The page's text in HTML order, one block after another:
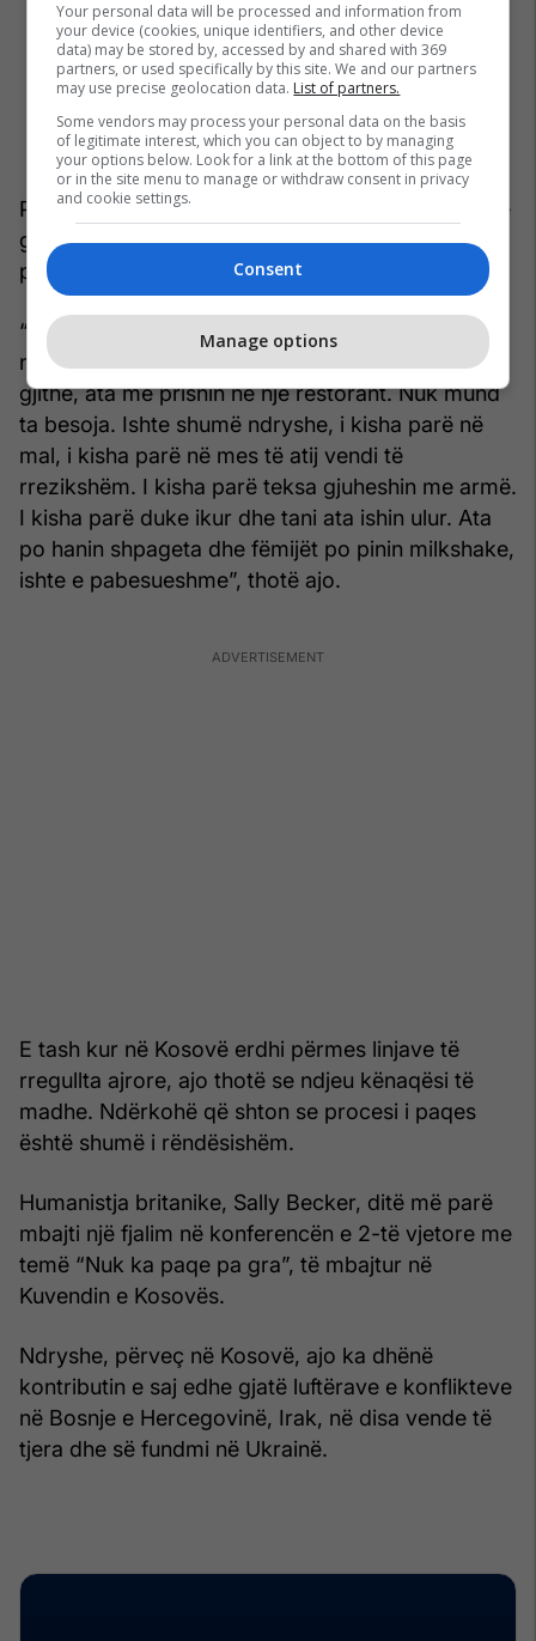
Për të mbetet i paharrueshëm momenti kur kishte
gjetur nënat shqiptare nga Kosova tek hanin e
pinin në Shqipëri, bashkë me fëmijët e tyre.
“Mendoj se kur i pashë të gjithë dhe kur shkova
në Shqipëri, pasi isha në burg, dhe i pashë të
gjithë, ata më prisnin në një restorant. Nuk mund
ta besoja. Ishte shumë ndryshe, i kisha parë në
mal, i kisha parë në mes të atij vendi të
rrezikshëm. I kisha parë teksa gjuheshin me armë.
I kisha parë duke ikur dhe tani ata ishin ulur. Ata
po hanin shpageta dhe fëmijët po pinin milkshake,
ishte e pabesueshme”, thotë ajo.
E tash kur në Kosovë erdhi përmes linjave të
rregullta ajrore, ajo thotë se ndjeu kënaqësi të
madhe. Ndërkohë që shton se procesi i paqes
është shumë i rëndësishëm.
Humanistja britanike, Sally Becker, ditë më parë
mbajti një fjalim në konferencën e 2-të vjetore me
temë “Nuk ka paqe pa gra”, të mbajtur në
Kuvendin e Kosovës.
Ndryshe, përveç në Kosovë, ajo ka dhënë
kontributin e saj edhe gjatë luftërave e konflikteve
në Bosnje e Hercegovinë, Irak, në disa vende të
tjera dhe së fundmi në Ukrainë.
Your personal data will be processed and information from
your device (cookies, unique identifiers, and other device
data) may be stored by, accessed by and shared with 369
partners, or used specifically by this site. We and our partners
may use precise geolocation data. List of partners.
Some vendors may process your personal data on the basis
of legitimate interest, which you can object to by managing
your options below. Look for a link at the bottom of this page
or in the site menu to manage or withdraw consent in privacy
and cookie settings.
Consent
Manage options